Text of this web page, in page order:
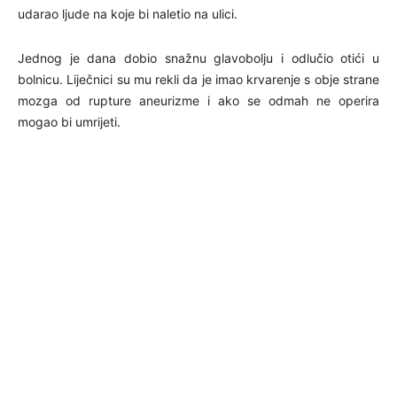
udarao ljude na koje bi naletio na ulici.
Jednog je dana dobio snažnu glavobolju i odlučio otići u
bolnicu. Liječnici su mu rekli da je imao krvarenje s obje strane
mozga od rupture aneurizme i ako se odmah ne operira
mogao bi umrijeti.